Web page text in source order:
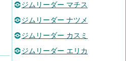
ジムリーダー マチス
ジムリーダー ナツメ
ジムリーダー カスミ
ジムリーダー エリカ